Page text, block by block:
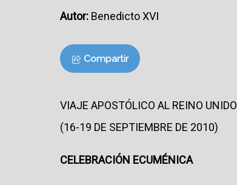
Autor: Benedicto XVI
Compartir
VIAJE APOSTÓLICO AL REINO UNIDO
(16-19 DE SEPTIEMBRE DE 2010)
CELEBRACIÓN ECUMÉNICA